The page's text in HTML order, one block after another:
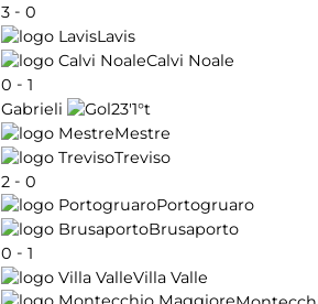
3 - 0
Lavis
Calvi Noale
0 - 1
Gabrieli
23'1°t
Mestre
Treviso
2 - 0
Portogruaro
Brusaporto
0 - 1
Villa Valle